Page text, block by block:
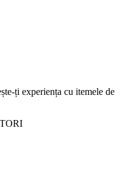
ți experiența cu itemele de